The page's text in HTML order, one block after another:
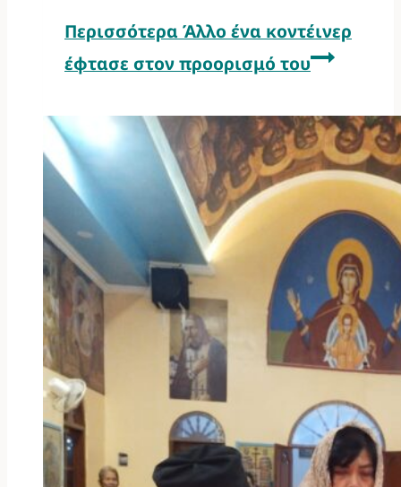
Περισσότερα Άλλο ένα κοντέινερ
έφτασε στον προορισμό του